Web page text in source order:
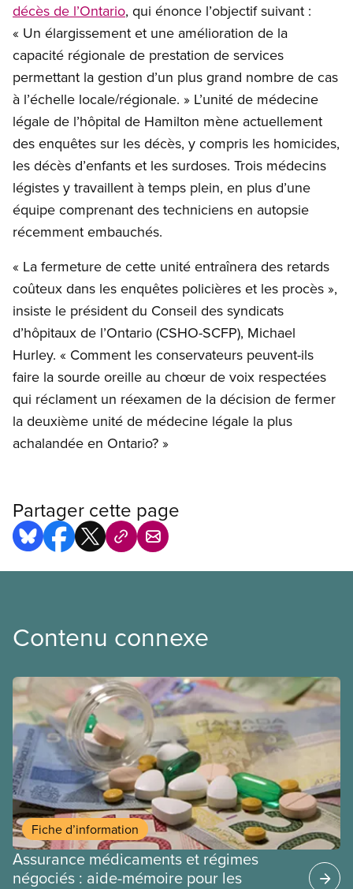
décès de l’Ontario, qui énonce l’objectif suivant :
« Un élargissement et une amélioration de la
capacité régionale de prestation de services
permettant la gestion d’un plus grand nombre de cas
à l’échelle locale/régionale. » L’unité de médecine
légale de l’hôpital de Hamilton mène actuellement
des enquêtes sur les décès, y compris les homicides,
les décès d’enfants et les surdoses. Trois médecins
légistes y travaillent à temps plein, en plus d’une
équipe comprenant des techniciens en autopsie
récemment embauchés.
« La fermeture de cette unité entraînera des retards
coûteux dans les enquêtes policières et les procès »,
insiste le président du Conseil des syndicats
d’hôpitaux de l’Ontario (CSHO-SCFP), Michael
Hurley. « Comment les conservateurs peuvent-ils
faire la sourde oreille au chœur de voix respectées
qui réclament un réexamen de la décision de fermer
la deuxième unité de médecine légale la plus
achalandée en Ontario? »
Partager cette page
Contenu connexe
Fiche d’information
Assurance médicaments et régimes
négociés : aide-mémoire pour les